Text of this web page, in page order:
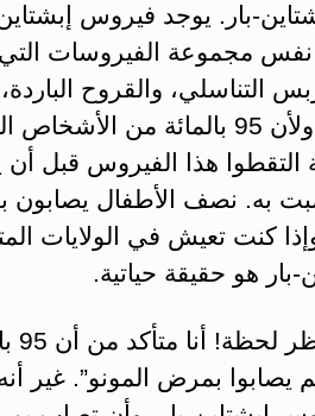
بار. يوجد فيروس
مجموعة الفيروسات
التناسلي، والقروح الباردة،
والجدري، والهربس النطاقي. ولأن 95 بالمائة من
التقطوا هذا الفيروس قبل أن
به. نصف الأطفال يصابون
كنت تعيش في الولايات
بار هو حقيقة حياتية.
عند
بمرض المونو”. غير